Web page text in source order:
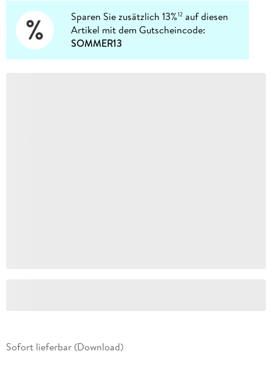
Sparen Sie zusätzlich 13%12 auf diesen
Artikel mit dem Gutscheincode:
SOMMER13
Sofort lieferbar (Download)